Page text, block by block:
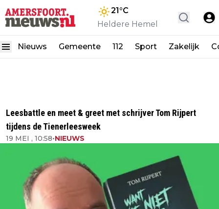
21°C
Heldere Hemel
Nieuws Gemeente 112 Sport Zakelijk
Leesbattle en meet & greet met schrijver Tom Rijpert
tijdens de Tienerleesweek
19 MEI , 10:58•NIEUWS